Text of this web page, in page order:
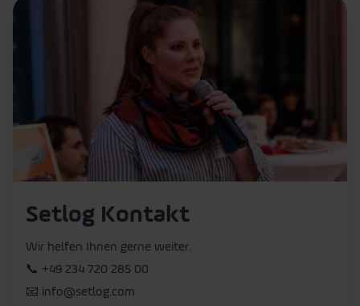
Setlog Kontakt
Wir helfen Ihnen gerne weiter.
📞 +49 234 720 285 00
📧 info@setlog.com